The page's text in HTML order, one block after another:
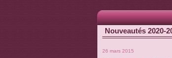
Nouveautés 2020-
26 mars 2015